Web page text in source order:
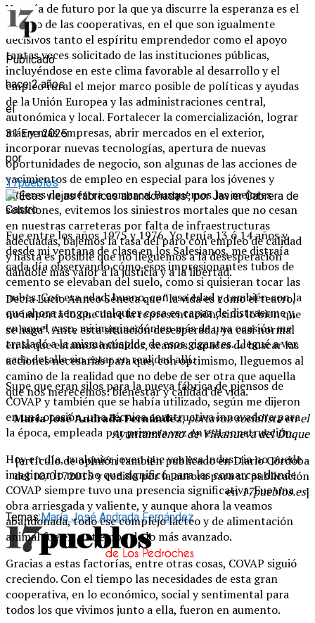
Una vía de futuro por la que ya discurre la esperanza es el
trabajo de las cooperativas, en el que son igualmente
decisivos tanto el espíritu emprendedor como el apoyo
tantas veces solicitado de las instituciones públicas,
incluyéndose en este clima favorable al desarrollo y el
empleo rural el mejor marco posible de políticas y ayudas
de la Unión Europea y las administraciones central,
autonómica y local. Fortalecer la comercialización, lograr
más y más empresas, abrir mercados en el exterior,
incorporar nuevas tecnologías, apertura de nuevas
oportunidades de negocio, son algunas de las acciones de
yacimientos de empleo en especial para los jóvenes y
mujeres de nuestra comarca. Busquemos las mejores
soluciones, evitemos los siniestros mortales que no cesan
en nuestras carreteras por falta de infraestructuras
adecuadas, bajemos la tasa del paro con empleo de calidad
y hasta es posible que no lleguemos a la desesperación
dándole más valor a la justicia y a la libertad.
Decía Lucio Anneo Séneca que “la vida es como el teatro,
no importa lo que dure la representación, sino lo bien que
se haga”. Ante esta situación desesperada, ya casi normal
en la que estamos imbuidos, seamos capaces de buscar las
acciones necesarias para que, con optimismo, lleguemos al
camino de la realidad que no debe de ser otra que aquella
que nos merecemos: bienestar y calidad de vida.
María José Andrada Fernández,portavoz socialista en el
Ayuntamiento de Villanueva del Duque
[artículo de opinión también publicado en Diario Córdoba
del 10/0172015 y cedido por la autora para su publicación
en17pueblos.es]
Temas:María José Andrada Fernández
Publicado
hace 2 años
el
31 Ene 2025
por
17pueblos
Fue entre los años 1975 y 1976. Yo tenía 13 ó 14 años y,
desde mi ventana de clase en los Salesianos, me distraía
cada día observando cómo esos impresionantes tubos de
cemento se elevaban del suelo, como si quisieran tocar las
nubes. Con esa edad, bueno, con esa edad y también con la
que ahora tengo, cualquier cosa es capaz de distraerme y,
en aquel caso, mi imaginación en más de una ocasión me
trasladó a la misma cúspide de esos gigantes. Llegué a ver
cada detalle sin estar en realidad allí.
Supe que eran silos para la nueva fábrica de piensos de
COVAP y también que se había utilizado, según me dijeron
en una ocasión, una técnica constructiva innovadora para
la época, empleada por primera vez en esa construcción.
Hoy en día, cualquier joven que vea esa industria no puede
imaginar lo mucho que significó para las comarcas donde
COVAP siempre tuvo una presencia significativa. Fue una
obra arriesgada y valiente, y aunque ahora la veamos
abandonada, todo ese complejo lácteo y de alimentación
animal fue en su tiempo de lo más avanzado.
Gracias a estas factorías, entre otras cosas, COVAP siguió
creciendo. Con el tiempo las necesidades de esta gran
cooperativa, en lo económico, social y sentimental para
todos los que vivimos junto a ella, fueron en aumento.